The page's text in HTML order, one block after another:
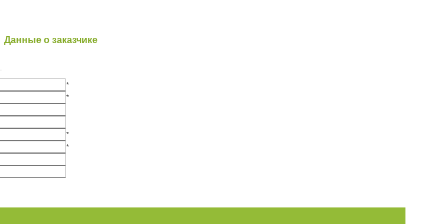
Данные о заказчике
*
*
*
*